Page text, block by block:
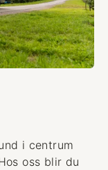
i centrum
oss blir du